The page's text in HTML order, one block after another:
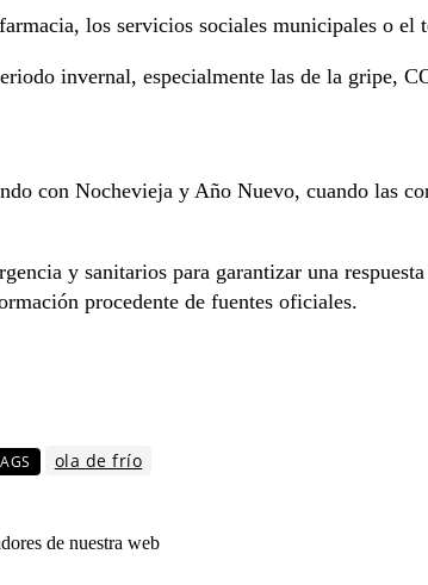
los servicios sociales municipales o el
invernal, especialmente las de la gripe,
con Nochevieja y Año Nuevo, cuando las
y sanitarios para garantizar una
procedente de fuentes oficiales.
ola de frío
de nuestra web